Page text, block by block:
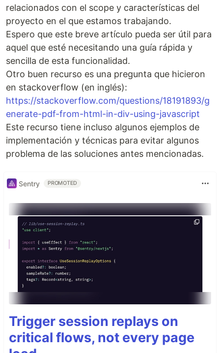
relacionados con el scope y características del
proyecto en el que estamos trabajando.
Espero que este breve artículo pueda ser útil para
aquel que esté necesitando una guía rápida y
sencilla de esta funcionalidad.
Otro buen recurso es una pregunta que hicieron
en stackoverflow (en inglés):
https://stackoverflow.com/questions/18191893/g
enerate-pdf-from-html-in-div-using-javascript
Este recurso tiene incluso algunos ejemplos de
implementación y técnicas para evitar algunos
problema de las soluciones antes mencionadas.
Sentry PROMOTED
Trigger session replays on
critical flows, not every page